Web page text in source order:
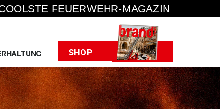
FEUERWEHR-MAGAZIN
SHOP Heft